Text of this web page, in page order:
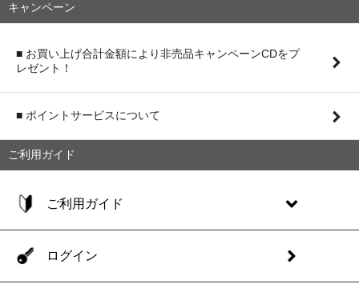
キャンペーン
■ お買い上げ合計金額により非売品キャンペーンCDをプ
レゼント！
■ ポイントサービスについて
ご利用ガイド
ご利用ガイド
ログイン